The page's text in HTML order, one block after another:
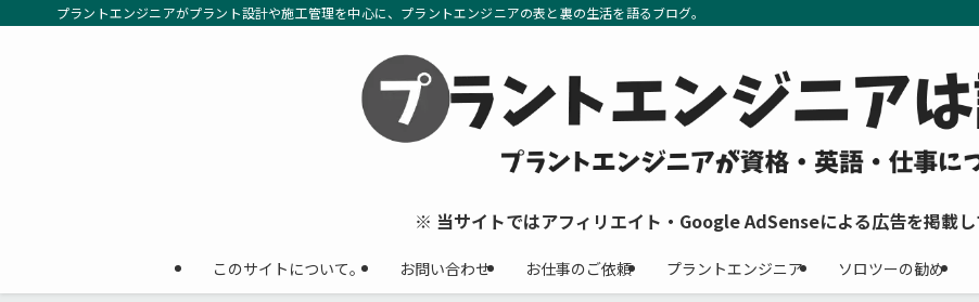
プラントエンジニアがプラント設計や施工管理を中心に、プラントエンジニアの表と裏の生活を語るブログ。
このサイトについて。 お問い合わせ お仕事のご依頼 プラントエンジニア ソロツーの勧め
※ 当サイトではアフィリエイト・Google AdSenseによる広告を掲載